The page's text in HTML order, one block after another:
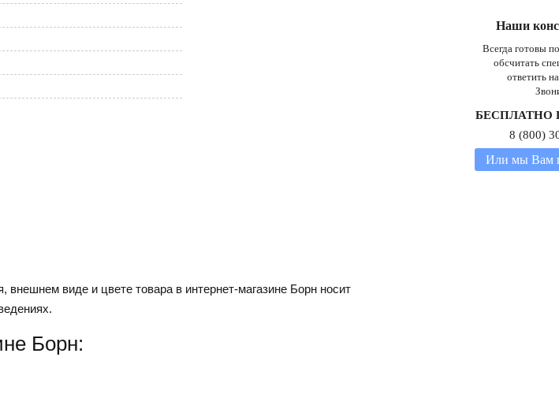
внешнем виде и цвете товара в интернет-магазине Борн носит
Борн:
Наши
Всегда готовы
обсчитать
ответить
БЕСПЛАТНО
8 (800)
Или мы Вам